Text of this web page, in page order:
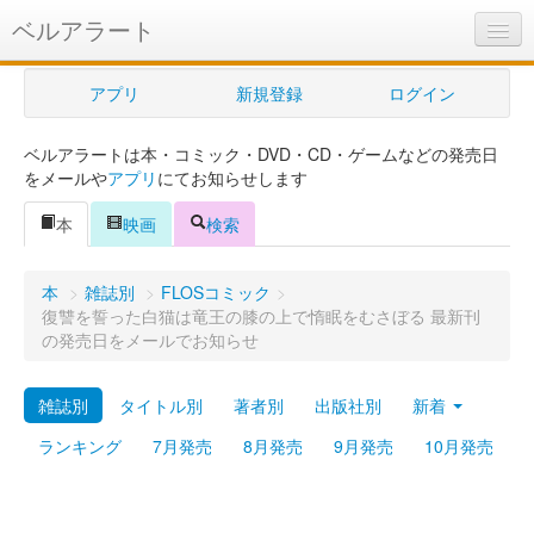
ベルアラート
ベルアラートとは
ヘルプ
新規登録
ログイン
購入管理
プレミアム
アプリ 新規登録 ログイン
ベルアラートは本・コミック・DVD・CD・ゲームなどの発売日
をメールやアプリ にてお知らせします
本
映画 検索
本 > 雑誌別 > FLOSコミック >
復讐を誓った白猫は竜王の膝の上で惰眠をむさぼる 最新刊
の発売日をメールでお知らせ
雑誌別 タイトル別 著者別 出版社別
新着
ランキング
7月発売 8月発売 9月発売 10月発売